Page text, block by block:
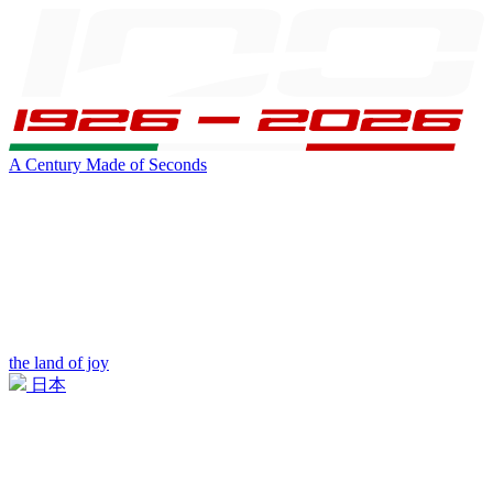
A Century Made of Seconds
the land of joy
日本